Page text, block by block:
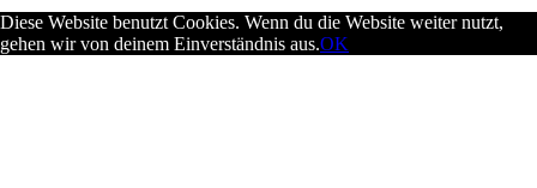
Diese Website benutzt Cookies. Wenn du die Website weiter nutzt,
gehen wir von deinem Einverständnis aus.OK